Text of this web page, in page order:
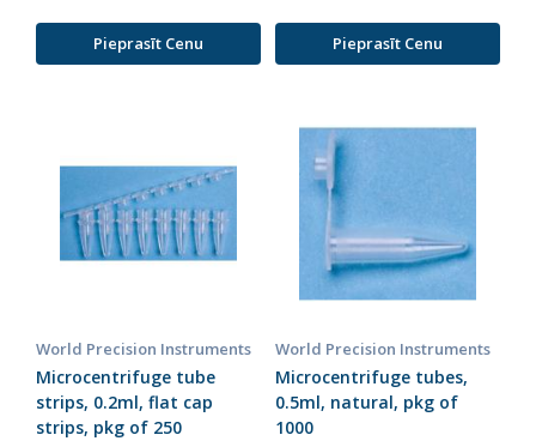
Pieprasīt Cenu Pieprasīt Cenu
World Precision Instruments
Microcentrifuge tube
strips, 0.2ml, flat cap
strips, pkg of 250
World Precision Instruments
Microcentrifuge tubes,
0.5ml, natural, pkg of
1000